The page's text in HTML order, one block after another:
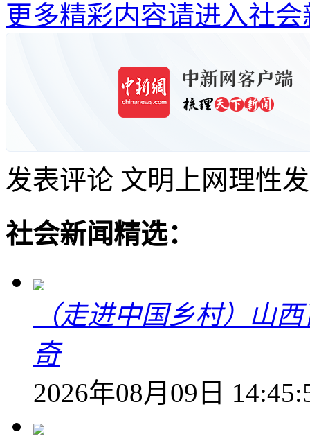
更多精彩内容请进入社会
发表评论 文明上网理性
社会新闻精选：
（走进中国乡村）山
奇
2026年08月09日